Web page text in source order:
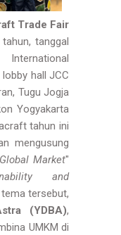
Trade Fair
tanggal
hall JCC
Tugu Jogja
Yogyakarta
tahun ini
mengusung
Market"
and
tema tersebut,
(YDBA),
UMKM di